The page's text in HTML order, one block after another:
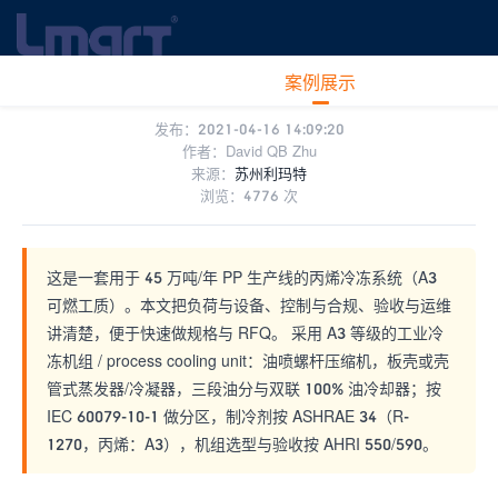
案例展示
首页 工业冷冻展示
青岛金能｜45 万吨/年高性能聚丙烯装置 丙烯冷冻
发布：2021-04-16 14:09:20
作者： David QB Zhu
来源： 苏州利玛特
浏览：4776 次
这是一套用于 45 万吨/年 PP 生产线的丙烯冷冻系统（A3
可燃工质）。本文把负荷与设备、控制与合规、验收与运维
讲清楚，便于快速做规格与 RFQ。 采用 A3 等级的工业冷
冻机组 / process cooling unit：油喷螺杆压缩机，板壳或壳
管式蒸发器/冷凝器，三段油分与双联 100% 油冷却器；按
IEC 60079-10-1 做分区，制冷剂按 ASHRAE 34（R-
1270，丙烯：A3），机组选型与验收按 AHRI 550/590。